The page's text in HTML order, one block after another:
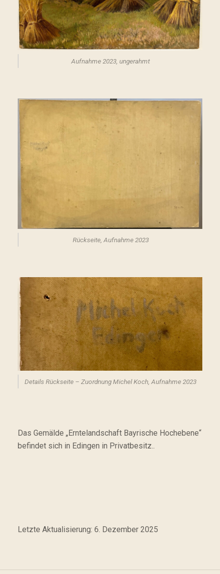
Aufnahme 2023, ungerahmt
Rückseite, Aufnahme 2023
Details Rückseite – Zuordnung Michel Koch, Aufnahme 2023
Das Gemälde „Erntelandschaft Bayrische Hochebene“
befindet sich in Edingen in Privatbesitz..
Letzte Aktualisierung: 6. Dezember 2025